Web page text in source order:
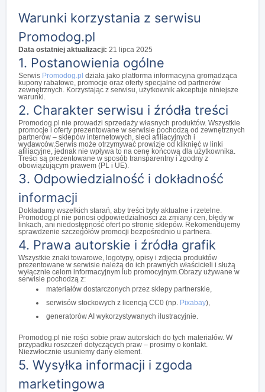
Warunki korzystania z serwisu
Promodog.pl
Data ostatniej aktualizacji: 21 lipca 2025
1. Postanowienia ogólne
Serwis Promodog.pl działa jako platforma informacyjna gromadząca
kupony rabatowe, promocje oraz oferty specjalne od partnerów
zewnętrznych. Korzystając z serwisu, użytkownik akceptuje niniejsze
warunki.
2. Charakter serwisu i źródła treści
Promodog.pl nie prowadzi sprzedaży własnych produktów. Wszystkie
promocje i oferty prezentowane w serwisie pochodzą od zewnętrznych
partnerów – sklepów internetowych, sieci afiliacyjnych i
wydawców.Serwis może otrzymywać prowizje od kliknięć w linki
afiliacyjne, jednak nie wpływa to na cenę końcową dla użytkownika.
Treści są prezentowane w sposób transparentny i zgodny z
obowiązującym prawem (PL i UE).
3. Odpowiedzialność i dokładność
informacji
Dokładamy wszelkich starań, aby treści były aktualne i rzetelne.
Promodog.pl nie ponosi odpowiedzialności za zmiany cen, błędy w
linkach, ani niedostępność ofert po stronie sklepów. Rekomendujemy
sprawdzenie szczegółów promocji bezpośrednio u partnera.
4. Prawa autorskie i źródła grafik
Wszystkie znaki towarowe, logotypy, opisy i zdjęcia produktów
prezentowane w serwisie należą do ich prawnych właścicieli i służą
wyłącznie celom informacyjnym lub promocyjnym.Obrazy używane w
serwisie pochodzą z:
materiałów dostarczonych przez sklepy partnerskie,
serwisów stockowych z licencją CC0 (np. Pixabay),
generatorów AI wykorzystywanych ilustracyjnie.
Promodog.pl nie rości sobie praw autorskich do tych materiałów. W
przypadku roszczeń dotyczących praw – prosimy o kontakt.
Niezwłocznie usuniemy dany element.
5. Wysyłka informacji i zgoda
marketingowa